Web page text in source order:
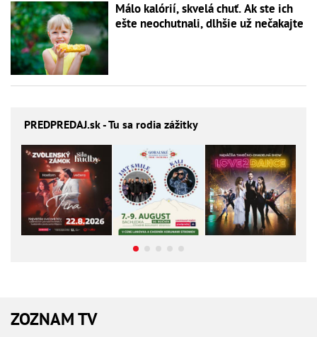
Málo kalórií, skvelá chuť. Ak ste ich
ešte neochutnali, dlhšie už nečakajte
PREDPREDAJ.sk - Tu sa rodia zážitky
ZOZNAM TV